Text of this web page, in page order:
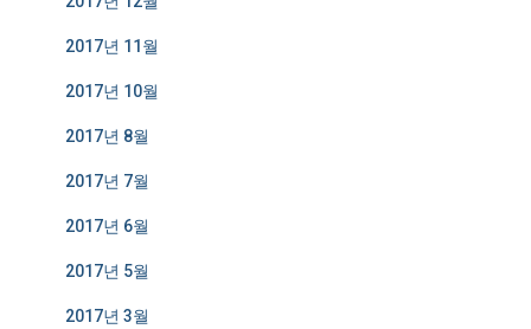
2017년 11월
2017년 10월
2017년 8월
2017년 7월
2017년 6월
2017년 5월
2017년 3월